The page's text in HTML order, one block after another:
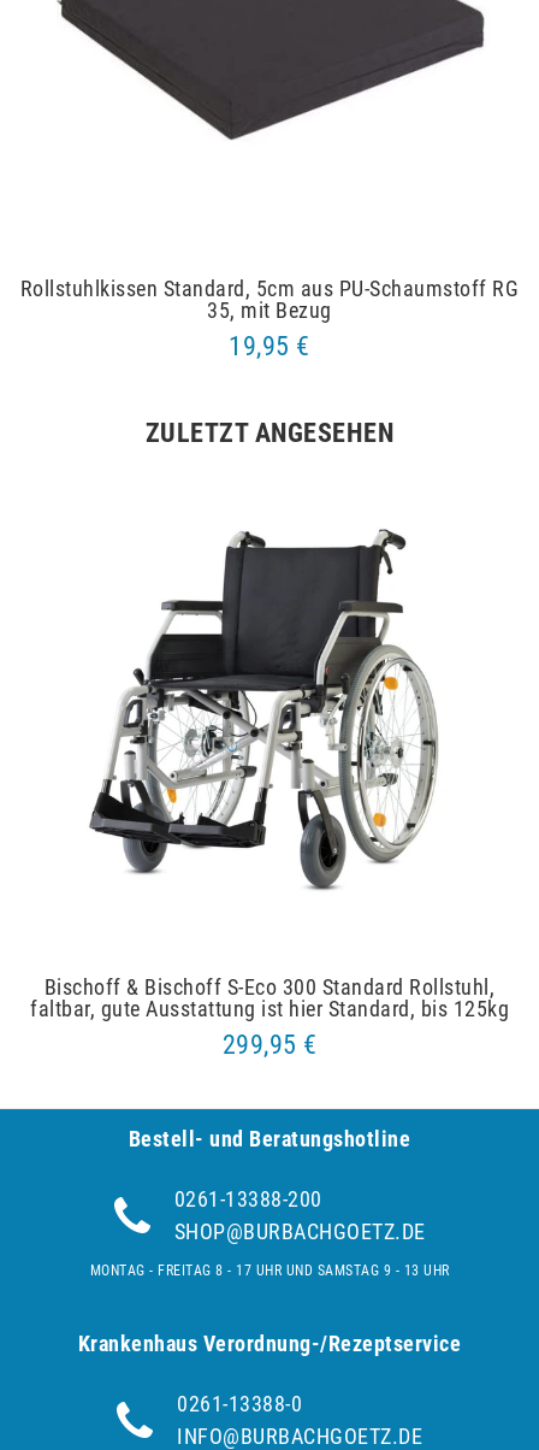
Rollstuhlkissen Standard, 5cm aus PU-Schaumstoff RG
35, mit Bezug
19,95 €
ZULETZT ANGESEHEN
Bischoff & Bischoff S-Eco 300 Standard Rollstuhl,
faltbar, gute Ausstattung ist hier Standard, bis 125kg
299,95 €
Bestell- und Be­ra­tungs­hot­line
0261-13388-200
SHOP@BURBACHGOETZ.DE
MONTAG - FREITAG 8 - 17 UHR UND SAMSTAG 9 - 13 UHR
Krankenhaus Verordnung-/Rezeptservice
0261-13388-0
INFO@BURBACHGOETZ.DE